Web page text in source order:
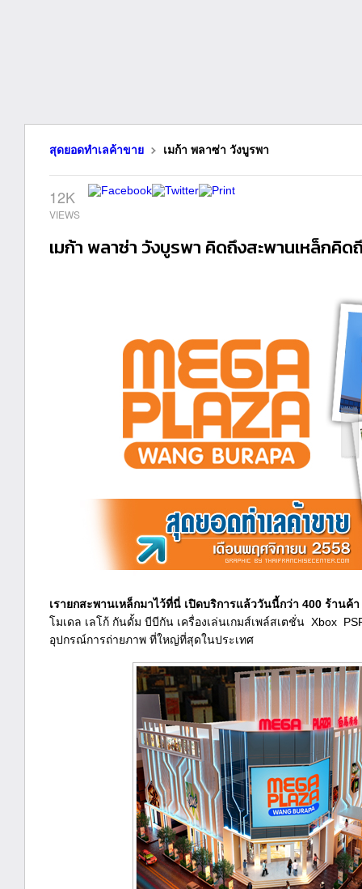
สุดยอดทำเลค้าขาย เมก้า พลาซ่า วังบูรพา
12K
เมก้า พลาซ่า วังบูรพา คิดถึงสะพานเหล็กคิด
เรายกสะพานเหล็กมาไว้ที่นี่ เปิดบริการแล้ววันนี้กว่า 400 ร้านค้า
โมเดล เลโก้ กันดั้ม บีบีกัน เครื่องเล่นเกมส์เพล์สเตชั่น Xbox
อุปกรณ์การถ่ายภาพ ที่ใหญ่ที่สุดในประเทศ